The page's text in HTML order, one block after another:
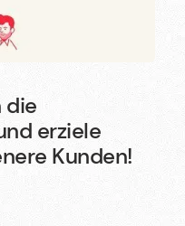
die
erziele
Kunden!